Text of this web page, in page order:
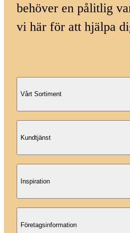
behöver en pålitlig
vi här för att hjälpa
Vårt Sortiment
Kundtjänst
Inspiration
Företagsinformation